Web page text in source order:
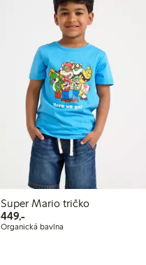
Super Mario tričko
449,-449,00 Kč
Organická bavlna